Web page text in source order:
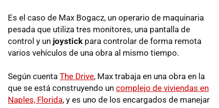
Es el caso de Max Bogacz, un operario de maquinaria
pesada que utiliza tres monitores, una pantalla de
control y un joystick para controlar de forma remota
varios vehículos de una obra al mismo tiempo.
Según cuenta The Drive, Max trabaja en una obra en la
que se está construyendo un complejo de viviendas en
Naples, Florida, y es uno de los encargados de manejar